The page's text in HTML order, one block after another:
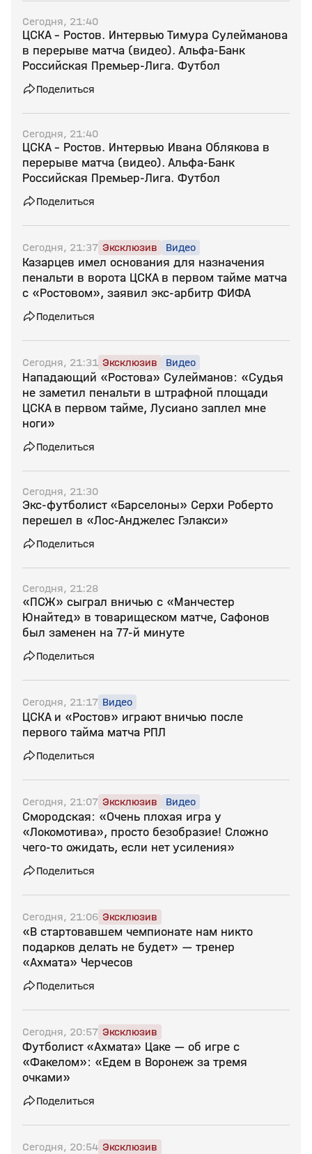
Сегодня, 21:40
ЦСКА - Ростов. Интервью Тимура Сулейманова
в перерыве матча (видео). Альфа-Банк
Российская Премьер-Лига. Футбол
Поделиться
Сегодня, 21:40
ЦСКА - Ростов. Интервью Ивана Облякова в
перерыве матча (видео). Альфа-Банк
Российская Премьер-Лига. Футбол
Поделиться
Сегодня, 21:37 Эксклюзив Видео
Казарцев имел основания для назначения
пенальти в ворота ЦСКА в первом тайме матча
с «Ростовом», заявил экс‑арбитр ФИФА
Поделиться
Сегодня, 21:31 Эксклюзив Видео
Нападающий «Ростова» Сулейманов: «Судья
не заметил пенальти в штрафной площади
ЦСКА в первом тайме, Лусиано заплел мне
ноги»
Поделиться
Сегодня, 21:30
Экс‑футболист «Барселоны» Серхи Роберто
перешел в «Лос‑Анджелес Гэлакси»
Поделиться
Сегодня, 21:28
«ПСЖ» сыграл вничью с «Манчестер
Юнайтед» в товарищеском матче, Сафонов
был заменен на 77‑й минуте
Поделиться
Сегодня, 21:17 Видео
ЦСКА и «Ростов» играют вничью после
первого тайма матча РПЛ
Поделиться
Сегодня, 21:07 Эксклюзив Видео
Смородская: «Очень плохая игра у
«Локомотива», просто безобразие! Сложно
чего‑то ожидать, если нет усиления»
Поделиться
Сегодня, 21:06 Эксклюзив
«В стартовавшем чемпионате нам никто
подарков делать не будет» — тренер
«Ахмата» Черчесов
Поделиться
Сегодня, 20:57 Эксклюзив
Футболист «Ахмата» Цаке — об игре с
«Факелом»: «Едем в Воронеж за тремя
очками»
Поделиться
Сегодня, 20:54 Эксклюзив